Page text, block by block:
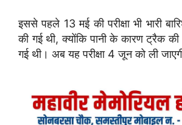
इससेपहले 13मईकीपरीक्षाभी भारी
कीगईथी,क्योंकिपानीकेकारणट्रैककी
गईथी। अबयहपरीक्षा 4जूनकोली